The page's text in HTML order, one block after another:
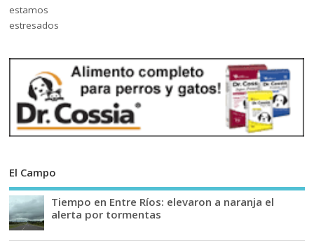
El Campo
Tiempo en Entre Ríos: elevaron a naranja el
alerta por tormentas